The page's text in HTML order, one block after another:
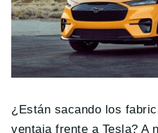
¿Están sacando los
ventaja frente a Tesla? A